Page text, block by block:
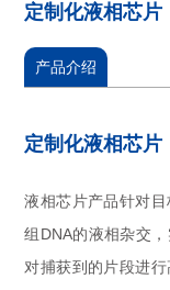
定制化液相芯片
产品介绍
定制化液相芯片
液相芯片产品针对
组DNA的液相杂交
对捕获到的片段进